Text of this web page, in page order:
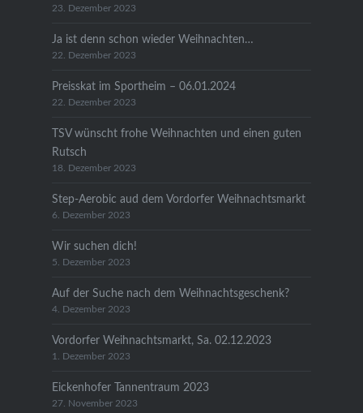
23. Dezember 2023
Ja ist denn schon wieder Weihnachten…
22. Dezember 2023
Preisskat im Sportheim – 06.01.2024
22. Dezember 2023
TSV wünscht frohe Weihnachten und einen guten
Rutsch
18. Dezember 2023
Step-Aerobic aud dem Vordorfer Weihnachtsmarkt
6. Dezember 2023
Wir suchen dich!
5. Dezember 2023
Auf der Suche nach dem Weihnachtsgeschenk?
4. Dezember 2023
Vordorfer Weihnachtsmarkt, Sa. 02.12.2023
1. Dezember 2023
Eickenhofer Tannentraum 2023
27. November 2023